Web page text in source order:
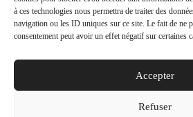
à ces technologies nous permettra de traiter des
navigation ou les ID uniques sur ce site. Le fait de ne
consentement peut avoir un effet négatif sur certaines
Accepter
Refuser
Différents, et alors ! 2019